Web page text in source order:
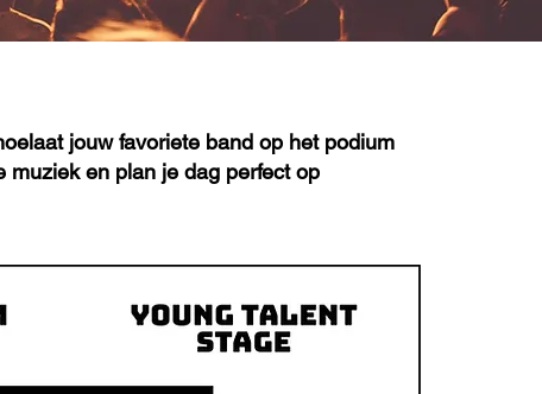
jouw favoriete band op het podium
en plan je dag perfect op